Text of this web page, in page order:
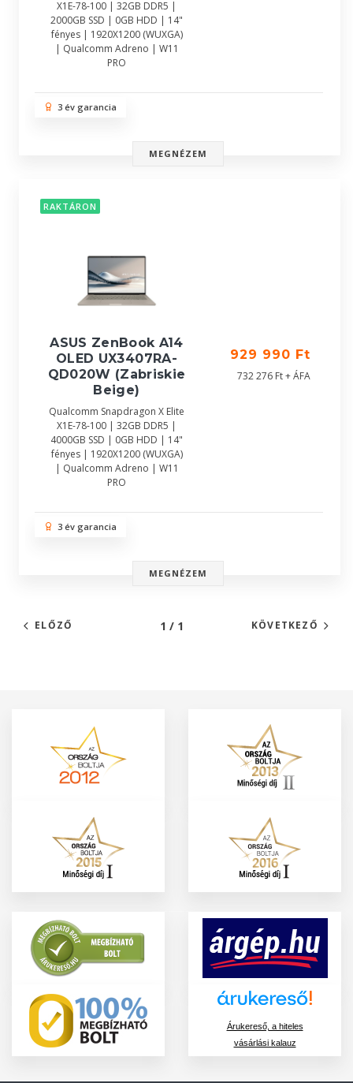
X1E-78-100 | 32GB DDR5 |
2000GB SSD | 0GB HDD | 14"
fényes | 1920X1200 (WUXGA)
| Qualcomm Adreno | W11
PRO
3 év garancia
MEGNÉZEM
RAKTÁRON
ASUS ZenBook A14
OLED UX3407RA-
QD020W (Zabriskie
Beige)
Qualcomm Snapdragon X Elite
X1E-78-100 | 32GB DDR5 |
4000GB SSD | 0GB HDD | 14"
fényes | 1920X1200 (WUXGA)
| Qualcomm Adreno | W11
PRO
929 990 Ft
732 276 Ft + ÁFA
3 év garancia
MEGNÉZEM
ELŐZŐ 1 / 1 KÖVETKEZŐ
Árukereső, a hiteles
vásárlási kalauz